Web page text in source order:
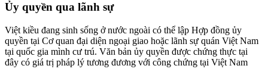
Ủy quyền qua lãnh sự
Việt kiều đang sinh sống ở nước ngoài có thể lập Hợp đồng ủy
quyền tại Cơ quan đại diện ngoại giao hoặc lãnh sự quán Việt Nam
tại quốc gia mình cư trú. Văn bản ủy quyền được chứng thực tại
đây có giá trị pháp lý tương đương với công chứng tại Việt Nam